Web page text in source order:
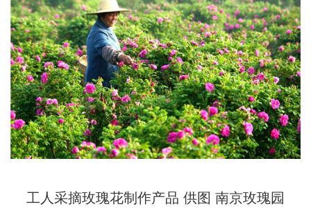
工人采摘玫瑰花制作产品 供图 南京玫瑰园